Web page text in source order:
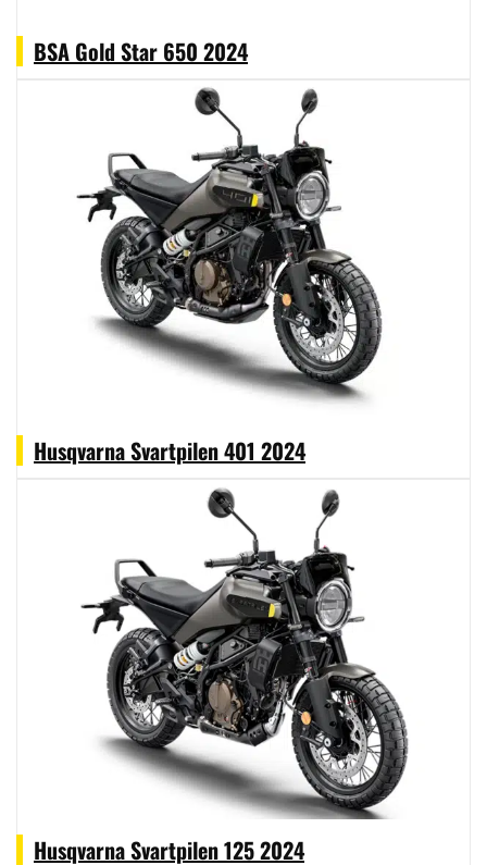
BSA Gold Star 650 2024
Husqvarna Svartpilen 401 2024
Husqvarna Svartpilen 125 2024